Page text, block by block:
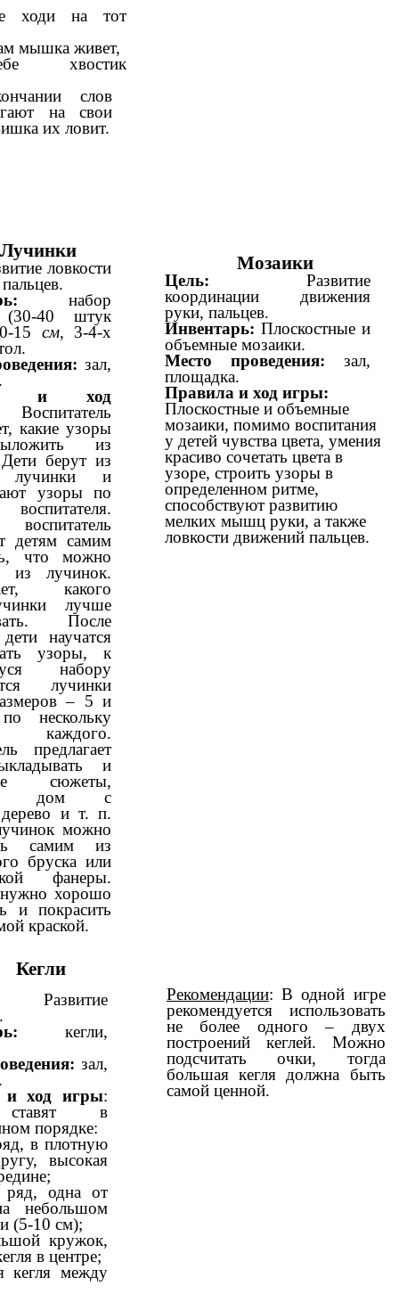
ходи на тот
мышка живет,
хвостик
слов
на свои
их ловит.
ловкости
набор
(30-40 штук
15 см, 3-4-х
зал,
и ход
какие узоры
из
берут из
лучинки и
узоры по
детям самим
что можно
из лучинок.
какого
лучше
После
научатся
узоры, к
набору
лучинки
– 5 и
по нескольку
предлагает
и
сюжеты,
дом с
и т. п.
можно
самим из
бруска или
фанеры.
хорошо
и покрасить
краской.
Мозаики
Цель:Развитие
координации движения
руки, пальцев.
Инвентарь: Плоскостные и
объемные мозаики.
Место проведения:зал,
площадка.
Правила и ход игры:
Плоскостные и объемные
мозаики, помимо воспитания
у детей чувства цвета, умения
красиво сочетать цвета в
узоре, строить узоры в
определенном ритме,
способствуют развитию
мелких мышц руки, а также
ловкости движений пальцев.
Кегли
кегли,
зал,
и ход игры:
в
порядке:
в плотную
высокая
одна от
небольшом
(5-10 см);
кружок,
в центре;
кегля между
Рекомендации: В одной игре
рекомендуется использовать
не более одного – двух
построений кеглей. Можно
подсчитать очки, тогда
большая кегля должна быть
самой ценной.